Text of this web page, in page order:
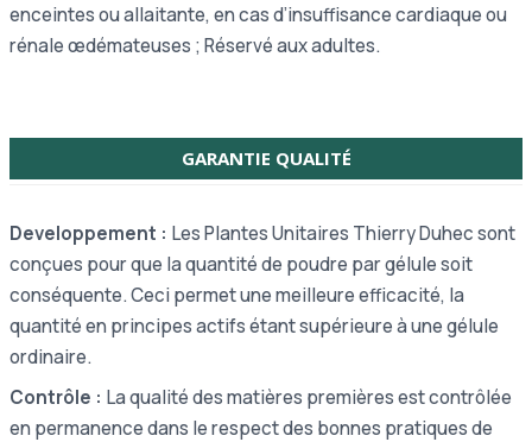
enceintes ou allaitante, en cas d’insuffisance cardiaque ou
rénale œdémateuses ; Réservé aux adultes.
GARANTIE QUALITÉ
Developpement : Les Plantes Unitaires Thierry Duhec sont
conçues pour que la quantité de poudre par gélule soit
conséquente. Ceci permet une meilleure efficacité, la
quantité en principes actifs étant supérieure à une gélule
ordinaire.
Contrôle : La qualité des matières premières est contrôlée
en permanence dans le respect des bonnes pratiques de